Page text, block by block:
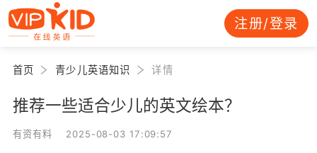
注册/登录
首页 青少儿英语知识 详情
推荐一些适合少儿的英文绘本？
有资有料 2025-08-03 17:09:57